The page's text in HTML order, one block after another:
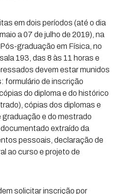
em dois períodos (até o dia
a 07 de julho de 2019), na
graduação em Física, no
193, das 8 às 11 horas e
devem estar munidos
formulário de inscrição
do diploma e do histórico
cópias dos diplomas e
e do mestrado
extraído da
pessoais, declaração de
ao curso e projeto de
solicitar inscrição por